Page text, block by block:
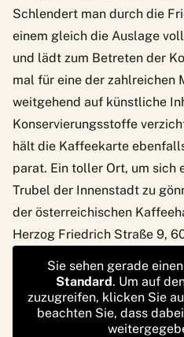
Schlendert man durch die
einem gleich die Auslage
und lädt zum Betreten der
mal für eine der zahlreichen
weitgehend auf künstliche
Konservierungsstoffe
hält die Kaffeekarte
parat. Ein toller Ort, um sich
Trubel der Innenstadt zu
der österreichischen
Herzog Friedrich Straße 9,
Sie sehen gerade
Standard. Um auf
zuzugreifen, klicken Sie
beachten Sie, dass